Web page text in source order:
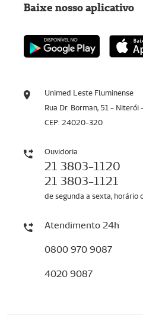
Unimed Leste Fluminense
Rua Dr. Borman, 51 - Niterói
CEP: 24020-320
Ouvidoria
21 3803-1120
21 3803-1121
de segunda a sexta, horário
Atendimento 24h
0800 970 9087
4020 9087
Baixe nosso aplicativo